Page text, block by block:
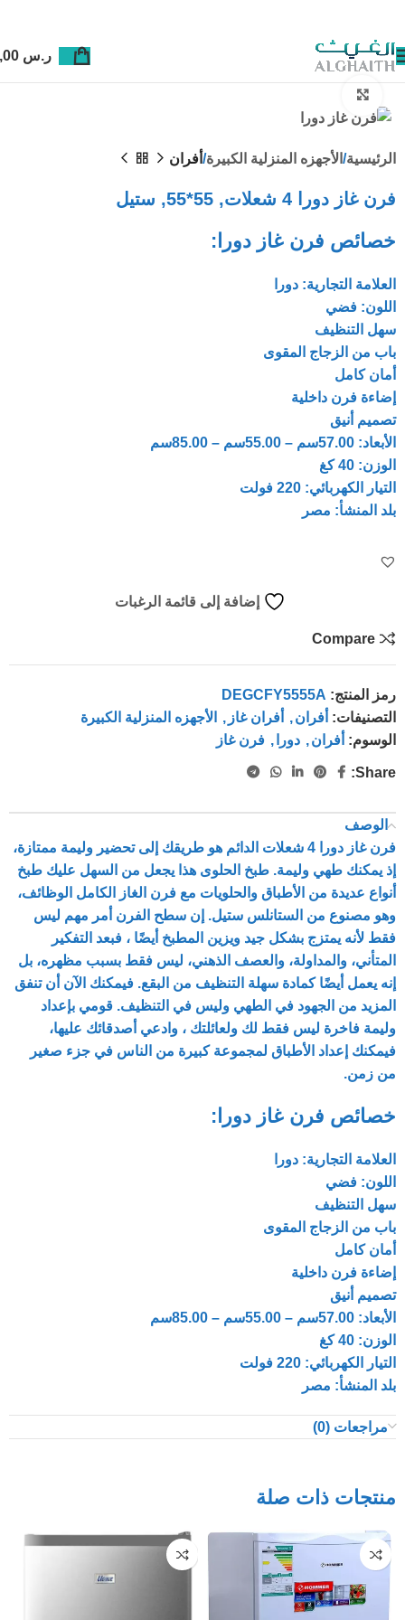
ر.س
الرئيسية الأجهزه المنزلية الكبيرة أفران
فرن غاز دورا 4 شعلات, 55*55, ستيل
خصائص فرن غاز دورا:
العلامة التجارية: دورا
اللون: فضي
سهل التنظيف
باب من الزجاج المقوى
أمان كامل
إضاءة فرن داخلية
تصميم أنيق
الأبعاد: 57.00سم – 55.00سم – 85.00سم
الوزن: 40 كغ
التيار الكهربائي: 220 فولت
بلد المنشأ: مصر
إضافة إلى قائمة الرغبات
Compare
رمز المنتج: DEGCFY5555A
التصنيفات: أفران, أفران غاز ,
الأجهزه المنزلية الكبيرة
الوسوم: أفران, دورا , فرن غاز
Share:
الوصف
فرن غاز دورا 4 شعلات الدائم هو طريقك إلى تحضير وليمة ممتازة،
إذ يمكنك طهي وليمة. طبخ الحلوى هذا يجعل من السهل عليك طبخ
أنواع عديدة من الأطباق والحلويات مع فرن الغاز الكامل الوظائف،
وهو مصنوع من الستانلس ستيل. إن سطح الفرن أمر مهم ليس
فقط لأنه يمتزج بشكل جيد ويزين المطبخ أيضًا ، فبعد التفكير
المتأني، والمداولة، والعصف الذهني، ليس فقط بسبب مظهره، بل
إنه يعمل أيضًا كمادة سهلة التنظيف من البقع. فيمكنك الآن أن تنفق
المزيد من الجهود في الطهي وليس في التنظيف. قومي بإعداد
وليمة فاخرة ليس فقط لك ولعائلتك ، وادعي أصدقائك عليها،
فيمكنك إعداد الأطباق لمجموعة كبيرة من الناس في جزء صغير
من زمن.
خصائص فرن غاز دورا:
العلامة التجارية: دورا
اللون: فضي
سهل التنظيف
باب من الزجاج المقوى
أمان كامل
إضاءة فرن داخلية
تصميم أنيق
الأبعاد: 57.00سم – 55.00سم – 85.00سم
الوزن: 40 كغ
التيار الكهربائي: 220 فولت
بلد المنشأ: مصر
مراجعات (0)
منتجات ذات صلة